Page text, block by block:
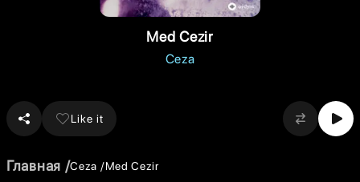
Med Cezir
Ceza
Like it
Главная Ceza Med Cezir